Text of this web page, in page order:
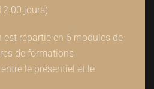
jours)
est répartie en 6 modules de
de formations
le présentiel et le